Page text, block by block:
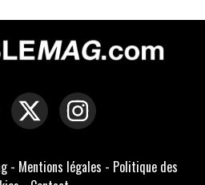
- Mentions légales - Politique des